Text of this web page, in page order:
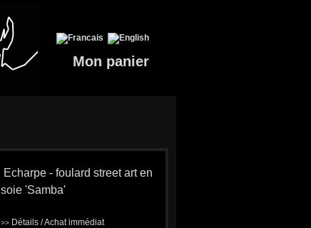
Mon panier
Echarpe - foulard street art en
soie 'Samba'
>> Détails / Achat immédiat